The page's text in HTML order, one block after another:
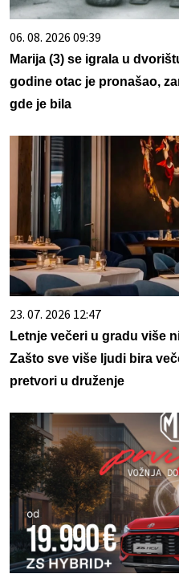
06. 08. 2026 09:39
Marija (3) se igrala u
godine otac je pronašao,
gde je bila
23. 07. 2026 12:47
Letnje večeri u gradu više
Zašto sve više ljudi bira
pretvori u druženje